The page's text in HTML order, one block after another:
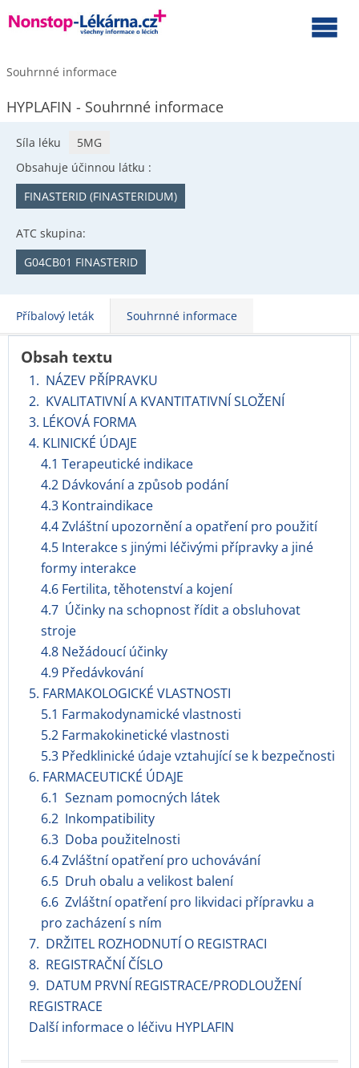
Souhrnné informace
HYPLAFIN - Souhrnné informace
Síla léku
5MG
Obsahuje účinnou látku :
FINASTERID (FINASTERIDUM)
ATC skupina:
G04CB01 FINASTERID
Příbalový leták Souhrnné informace
Obsah textu
1. NÁZEV PŘÍPRAVKU
2. KVALITATIVNÍ A KVANTITATIVNÍ SLOŽENÍ
3. LÉKOVÁ FORMA
4. KLINICKÉ ÚDAJE
4.1 Terapeutické indikace
4.2 Dávkování a způsob podání
4.3 Kontraindikace
4.4 Zvláštní upozornění a opatření pro použití
4.5 Interakce s jinými léčivými přípravky a jiné
formy interakce
4.6 Fertilita, těhotenství a kojení
4.7 Účinky na schopnost řídit a obsluhovat
stroje
4.8 Nežádoucí účinky
4.9 Předávkování
5. FARMAKOLOGICKÉ VLASTNOSTI
5.1 Farmakodynamické vlastnosti
5.2 Farmakokinetické vlastnosti
5.3 Předklinické údaje vztahující se k bezpečnosti
6. FARMACEUTICKÉ ÚDAJE
6.1 Seznam pomocných látek
6.2 Inkompatibility
6.3 Doba použitelnosti
6.4 Zvláštní opatření pro uchovávání
6.5 Druh obalu a velikost balení
6.6 Zvláštní opatření pro likvidaci přípravku a
pro zacházení s ním
7. DRŽITEL ROZHODNUTÍ O REGISTRACI
8. REGISTRAČNÍ ČÍSLO
9. DATUM PRVNÍ REGISTRACE/PRODLOUŽENÍ
REGISTRACE
Další informace o léčivu HYPLAFIN